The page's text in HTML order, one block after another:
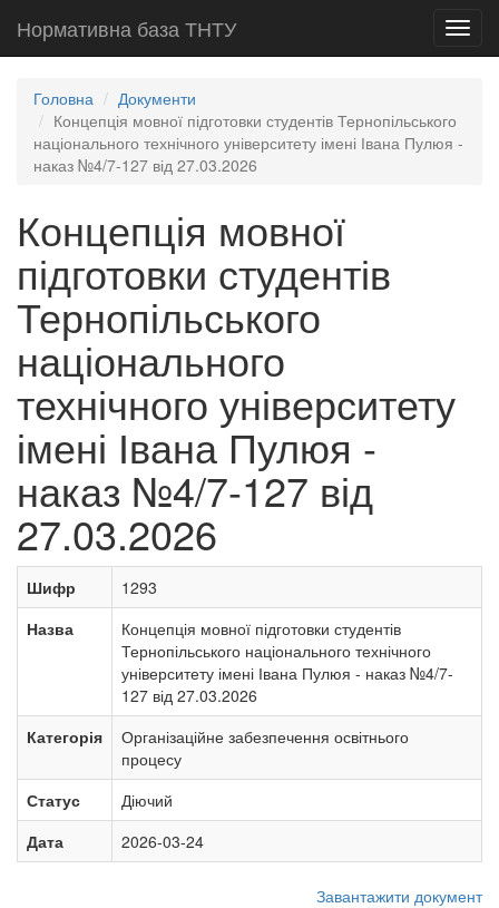
Нормативна база ТНТУ
Головна
Документи
Концепція мовної підготовки студентів Тернопільського
національного технічного університету імені Івана Пулюя -
наказ №4/7-127 від 27.03.2026
Концепція мовної
підготовки студентів
Тернопільського
національного
технічного університету
імені Івана Пулюя -
наказ №4/7-127 від
27.03.2026
Шифр
1293
Назва
Концепція мовної підготовки студентів
Тернопільського національного технічного
університету імені Івана Пулюя - наказ №4/7-
127 від 27.03.2026
Категорія
Організаційне забезпечення освітнього
процесу
Статус
Діючий
Дата
2026-03-24
Завантажити документ